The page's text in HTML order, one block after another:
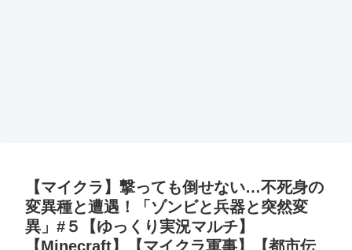
【マイクラ】撃っても倒せない…不死身の
変異種と遭遇！「ゾンビと兵器と突然変
異」#５【ゆっくり実況マルチ】
【Minecraft】【マイクラ軍事】【都市伝